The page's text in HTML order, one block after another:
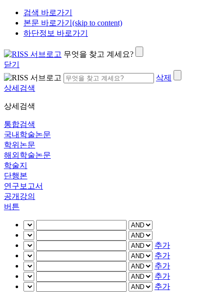
검색 바로가기
본문 바로가기(skip to content)
하단정보 바로가기
무엇을 찾고 계세요?
닫기
삭제
상세검색
상세검색
통합검색
국내학술논문
학위논문
해외학술논문
학술지
단행본
연구보고서
공개강의
버튼
추가
추가
추가
추가
추가